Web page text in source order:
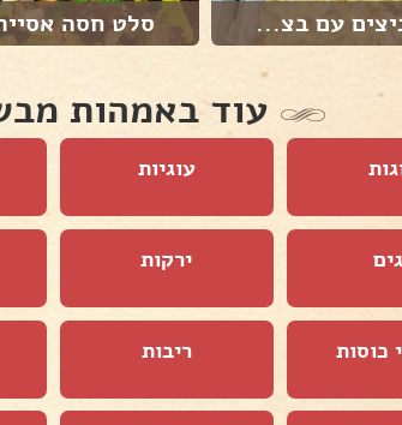
עם בצ... סלט חסה
עוד באמהות
עוגיות
ירקות
כוסות ריבות